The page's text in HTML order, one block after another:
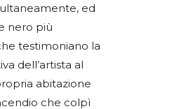
ed
nero più
testimoniano la
dell’artista al
abitazione
che colpì